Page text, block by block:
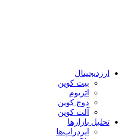
ارزدیجیتال
بیت کوین
اتریوم
دوج کوین
آلت کوین
تحلیل بازارها
ایردراپ‌ها